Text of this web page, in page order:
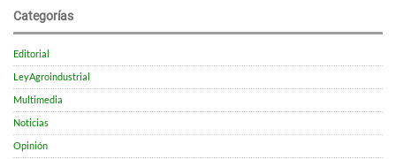
Categorías
Editorial
LeyAgroindustrial
Multimedia
Noticias
Opinión